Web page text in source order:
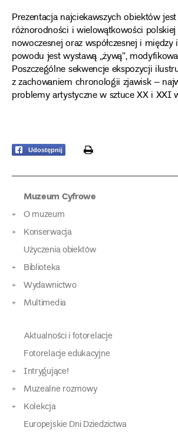
Prezentacja najciekawszych obiektów
różnorodności i wielowątkowości
nowoczesnej oraz współczesnej i
powodu jest wystawą „żywą”,
Poszczególne sekwencje ekspozycji
z zachowaniem chronologii zjawisk –
problemy artystyczne w sztuce XX i XXI
Udostępnij print
Muzeum Cyfrowe
O muzeum
Konserwacja
Użyczenia obiektów
Biblioteka
Wydawnictwo
Multimedia
Aktualności i fotorelacje
Fotorelacje edukacyjne
Intrygujące!
Muzealne rozmowy
Kolekcja
Europejskie Dni Dziedzictwa